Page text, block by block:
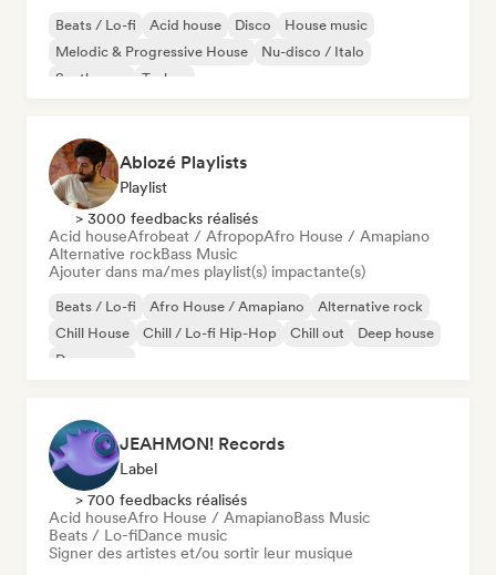
Beats / Lo-fi Acid house Disco
House music
Melodic & Progressive House
Nu-disco / Italo
Synthwave
Techno
Ablozé Playlists
Playlist
> 3000 feedbacks réalisés
Acid houseAfrobeat / AfropopAfro House / Amapiano
Alternative rockBass Music
Ajouter dans ma/mes playlist(s) impactante(s)
Beats / Lo-fi Afro House / Amapiano
Alternative rock
Chill House
Chill / Lo-fi Hip-Hop Chill out
Deep house
Dream pop
JEAHMON! Records
Label
> 700 feedbacks réalisés
Acid houseAfro House / AmapianoBass Music
Beats / Lo-fiDance music
Signer des artistes et/ou sortir leur musique